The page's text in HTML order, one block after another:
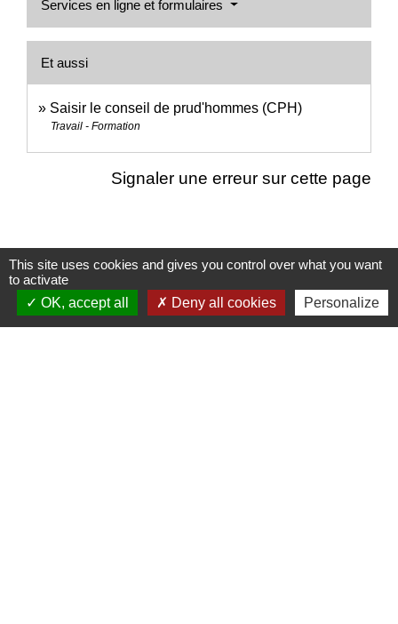
Services en ligne et formulaires
Et aussi
Saisir le conseil de prud'hommes (CPH)
Travail - Formation
Signaler une erreur sur cette page
Nous contacter
Commune de Puylaurens
This site uses cookies and gives you control over what you want
to activate
OK, accept all
Deny all cookies Personalize